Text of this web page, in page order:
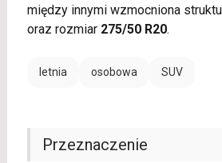
między innymi wzmocniona
oraz rozmiar 275/50 R20.
letnia osobowa SUV
Przeznaczenie